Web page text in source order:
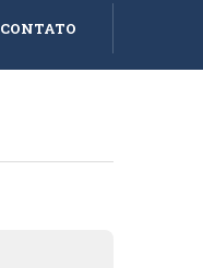
CONTATO